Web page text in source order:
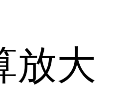
放大